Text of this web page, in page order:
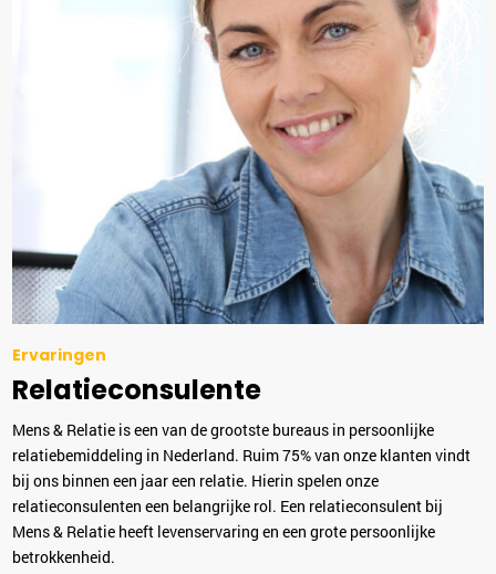
Ervaringen
Relatieconsulente
Mens & Relatie is een van de grootste bureaus in persoonlijke
relatiebemiddeling in Nederland. Ruim 75% van onze klanten vindt
bij ons binnen een jaar een relatie. Hierin spelen onze
relatieconsulenten een belangrijke rol. Een relatieconsulent bij
Mens & Relatie heeft levenservaring en een grote persoonlijke
betrokkenheid.